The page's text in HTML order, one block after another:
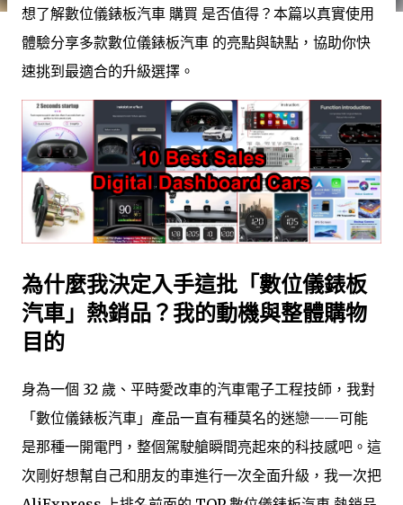
想了解數位儀錶板汽車 購買 是否值得？本篇以真實使用
體驗分享多款數位儀錶板汽車 的亮點與缺點，協助你快
速挑到最適合的升級選擇。
為什麼我決定入手這批「數位儀錶板
汽車」熱銷品？我的動機與整體購物
目的
身為一個 32 歲、平時愛改車的汽車電子工程技師，我對
「數位儀錶板汽車」產品一直有種莫名的迷戀——可能
是那種一開電門，整個駕駛艙瞬間亮起來的科技感吧。這
次剛好想幫自己和朋友的車進行一次全面升級，我一次把